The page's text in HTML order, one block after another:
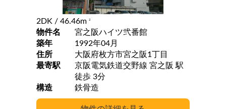
2DK / 46.46m 2
物件名
宮之阪ハイツ弐番館
築年
1992年04月
住所
大阪府枚方市宮之阪1丁目
最寄駅
京阪電気鉄道交野線 宮之阪 駅
徒歩 3分
構造
鉄骨造